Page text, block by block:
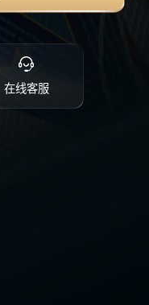
在线客服